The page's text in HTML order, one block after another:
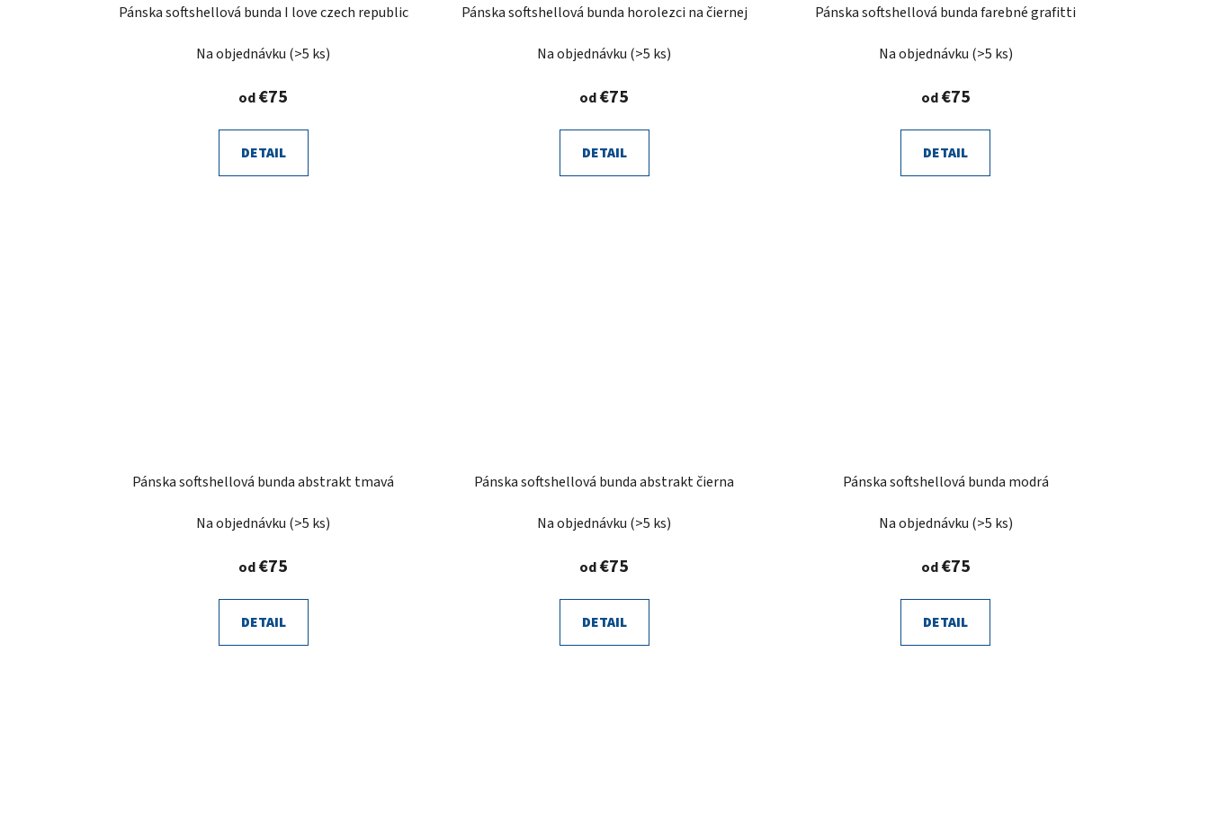
Pánska softshellová bunda I love czech republic
Na objednávku (>5 ks)
od€75
DETAIL
Pánska softshellová bunda horolezci na čiernej
Na objednávku (>5 ks)
od€75
DETAIL
Pánska softshellová bunda farebné grafitti
Na objednávku (>5 ks)
od€75
DETAIL
Pánska softshellová bunda abstrakt tmavá
Na objednávku (>5 ks)
od€75
DETAIL
Pánska softshellová bunda abstrakt čierna
Na objednávku (>5 ks)
od€75
DETAIL
Pánska softshellová bunda modrá
Na objednávku (>5 ks)
od€75
DETAIL